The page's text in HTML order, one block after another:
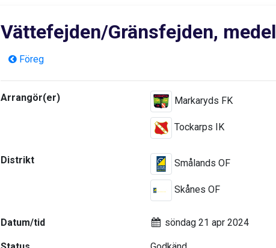
Vättefejden/Gränsfejden, medel
Föreg
Arrangör(er) Markaryds FK
Tockarps IK
Distrikt Smålands OF
Skånes OF
Datum/tid söndag 21 apr 2024